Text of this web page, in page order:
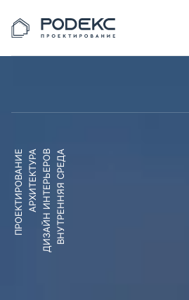
ПРОЕКТИРОВАНИЕАРХИТЕКТУРАДИЗАЙН ИНТЕРЬЕРОВВНУТРЕННЯЯ СРЕДА